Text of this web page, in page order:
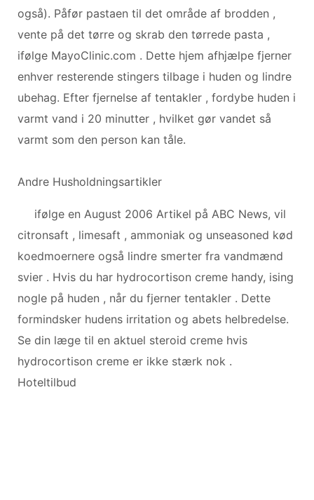
også). Påfør pastaen til det område af brodden ,
vente på det tørre og skrab den tørrede pasta ,
ifølge MayoClinic.com . Dette hjem afhjælpe fjerner
enhver resterende stingers tilbage i huden og lindre
ubehag. Efter fjernelse af tentakler , fordybe huden i
varmt vand i 20 minutter , hvilket gør vandet så
varmt som den person kan tåle.
Andre Husholdningsartikler
ifølge en August 2006 Artikel på ABC News, vil
citronsaft , limesaft , ammoniak og unseasoned kød
koedmoernere også lindre smerter fra vandmænd
svier . Hvis du har hydrocortison creme handy, ising
nogle på huden , når du fjerner tentakler . Dette
formindsker hudens irritation og abets helbredelse.
Se din læge til en aktuel steroid creme hvis
hydrocortison creme er ikke stærk nok .
Hoteltilbud